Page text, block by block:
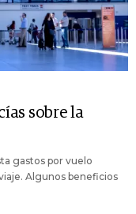
sobre la
gastos por vuelo
Algunos beneficios